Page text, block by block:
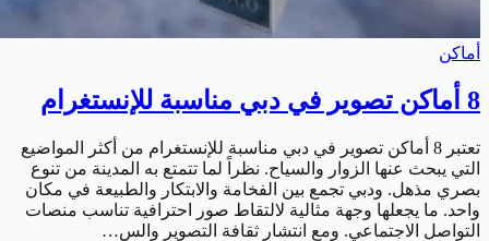
أماكن
8 أماكن تصوير في دبي مناسبة للإنستغرام
تعتبر 8 أماكن تصوير في دبي مناسبة للإنستغرام من أكثر المواضيع
التي يبحث عنها الزوار والسياح. نظراً لما تتمتع به المدينة من تنوع
بصري مذهل. ودبي تجمع بين الفخامة والابتكار والطبيعة في مكان
واحد. ما يجعلها وجهة مثالية لالتقاط صور احترافية تناسب منصات
التواصل الاجتماعي. ومع انتشار ثقافة التصوير والس…